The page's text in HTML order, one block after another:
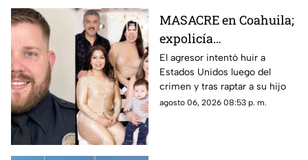
MASACRE en Coahuila;
expolicía
estadounidense atacó a
la familia de su
expareja mexicana
luego de que le
El agresor intentó huir a
Estados Unidos luego del
crimen y tras raptar a su hijo
agosto 06, 2026 08:53 p. m.